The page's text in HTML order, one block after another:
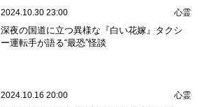
2024.10.30 23:00 心霊
深夜の国道に立つ異様な『白い花嫁』タクシ
ー運転手が語る“最恐”怪談
2024.10.16 20:00 心霊